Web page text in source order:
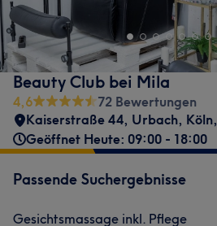
Beauty Club bei Mila
4,6
72 Bewertungen
Kaiserstraße 44, Urbach, Köln,
Geöffnet Heute: 09:00 - 18:00
Passende Suchergebnisse
Gesichtsmassage inkl. Pflege